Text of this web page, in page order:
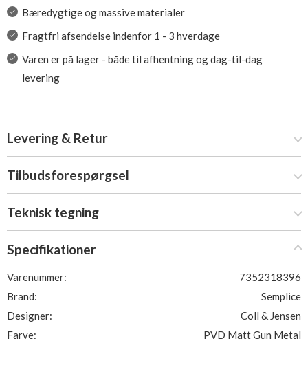
Bæredygtige og massive materialer
Fragtfri afsendelse indenfor 1 - 3 hverdage
Varen er på lager - både til afhentning og dag-til-dag
levering
Levering & Retur
Tilbudsforespørgsel
Teknisk tegning
Specifikationer
Varenummer:
7352318396
Brand:
Semplice
Designer:
Coll & Jensen
Farve:
PVD Matt Gun Metal